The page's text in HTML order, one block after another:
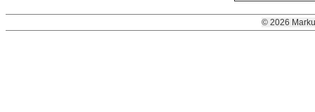
© 2026